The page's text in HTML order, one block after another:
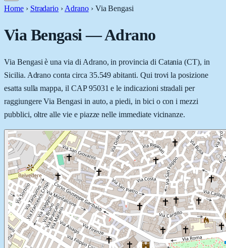
Home › Stradario › Adrano › Via Bengasi
Via Bengasi—Adrano
Via Bengasi è una via di Adrano, in provincia di Catania (CT), in
Sicilia. Adrano conta circa 35.549 abitanti. Qui trovi la posizione
esatta sulla mappa, il CAP 95031 e le indicazioni stradali per
raggiungere Via Bengasi in auto, a piedi, in bici o con i mezzi
pubblici, oltre alle vie e piazze nelle immediate vicinanze.